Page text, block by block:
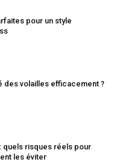
pour un style
des volailles efficacement ?
quels risques réels pour
les éviter